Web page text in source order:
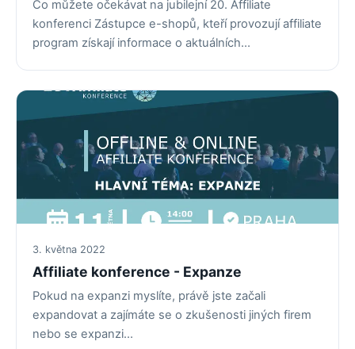
Co můžete očekávat na jubilejní 20. Affiliate
konferenci Zástupce e-shopů, kteří provozují affiliate
program získají informace o aktuálních…
3. května 2022
Affiliate konference - Expanze
Pokud na expanzi myslíte, právě jste začali
expandovat a zajímáte se o zkušenosti jiných firem
nebo se expanzi…